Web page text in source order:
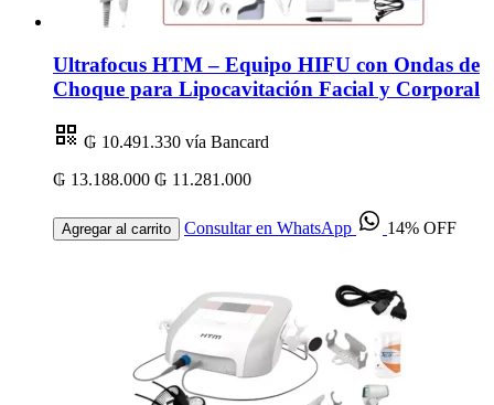
Ultrafocus HTM – Equipo HIFU con Ondas de
Choque para Lipocavitación Facial y Corporal
₲ 10.491.330 vía Bancard
₲ 13.188.000 ₲ 11.281.000
Agregar al carrito Consultar en WhatsApp 14% OFF